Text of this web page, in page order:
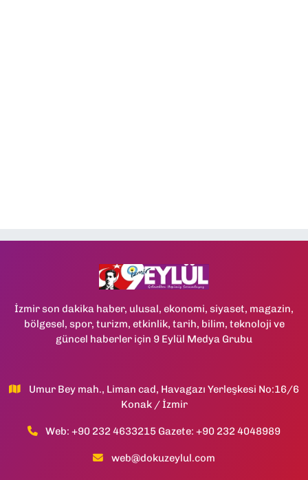
İzmir son dakika haber, ulusal, ekonomi, siyaset, magazin,
bölgesel, spor, turizm, etkinlik, tarih, bilim, teknoloji ve
güncel haberler için 9 Eylül Medya Grubu
Umur Bey mah., Liman cad, Havagazı Yerleşkesi No:16/6
Konak / İzmir
Web: +90 232 4633215 Gazete: +90 232 4048989
web@dokuzeylul.com